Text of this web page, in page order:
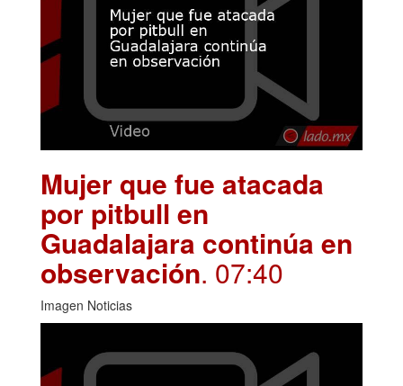
Mujer que fue atacada
por pitbull en
Guadalajara continúa en
observación. 07:40
Imagen Noticias